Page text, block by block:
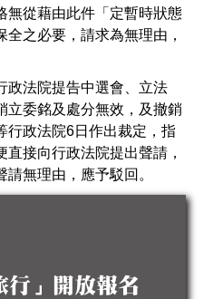
無從藉由此件「定暫時狀態
之必要，請求為無理由，
政法院提告中選會、立法
立委銘及處分無效，及撤銷
行政法院6日作出裁定，指
接向行政法院提出聲請，
無理由，應予駁回。
行」開放報名